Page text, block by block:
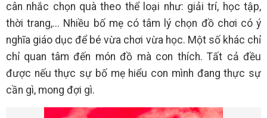
cân nhắc chọn quà theo thể loại như: giải trí, học tập,
thời trang,... Nhiều bố mẹ có tâm lý chọn đồ chơi có ý
nghĩa giáo dục để bé vừa chơi vừa học. Một số khác chỉ
chỉ quan tâm đến món đồ mà con thích. Tất cả đều
được nếu thực sự bố mẹ hiểu con mình đang thực sự
cần gì, mong đợi gì.